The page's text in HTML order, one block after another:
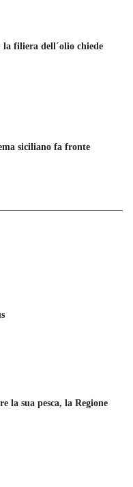
filiera dell´olio chiede
siciliano fa fronte
la sua pesca, la Regione